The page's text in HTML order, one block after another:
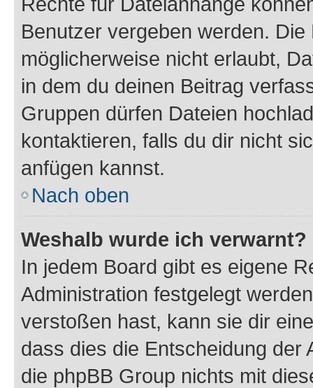
Benutzer vergeben werden.
möglicherweise nicht erlaubt,
in dem du deinen Beitrag
Gruppen dürfen Dateien
kontaktieren, falls du dir nicht
anfügen kannst.
Nach oben
Weshalb wurde ich verwarnt?
In jedem Board gibt es eigene
Administration festgelegt
verstoßen hast, kann sie dir
dass dies die Entscheidung der
die phpBB Group nichts mit